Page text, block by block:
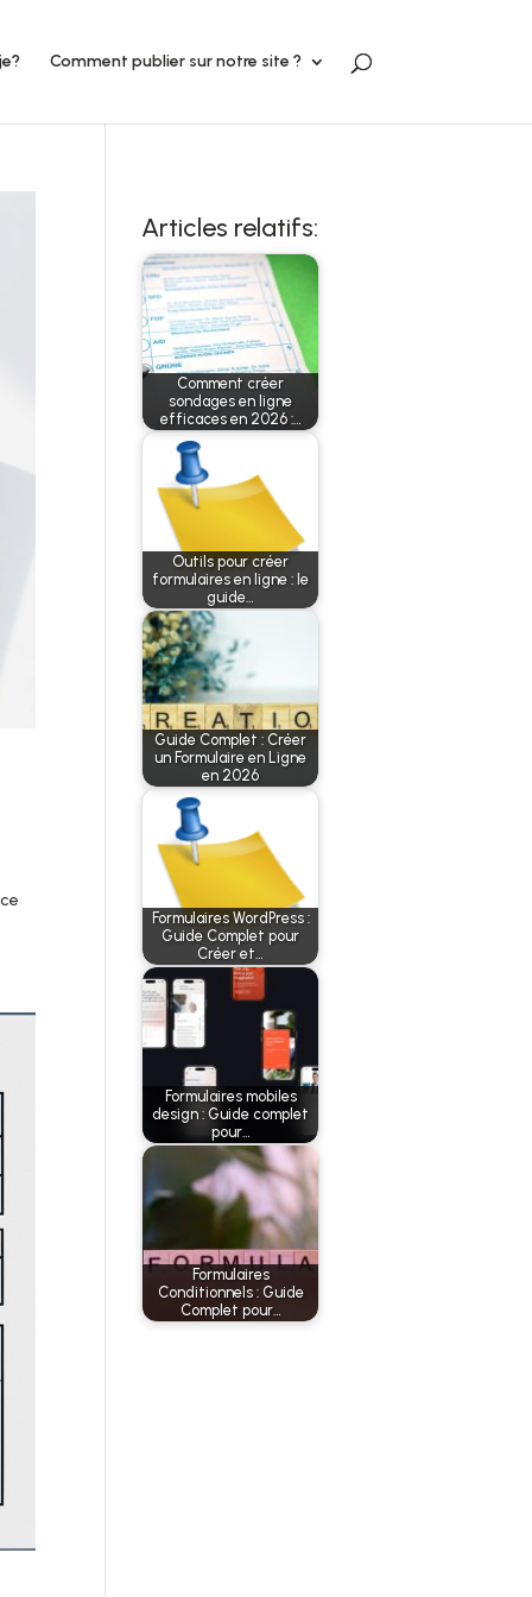
Comment publier sur notre site ?
Articles relatifs:
Comment créer
sondages en ligne
efficaces en 2026 :…
Outils pour créer
formulaires en ligne : le
guide…
Guide Complet : Créer
un Formulaire en Ligne
en 2026
Formulaires WordPress :
Guide Complet pour
Créer et…
Formulaires mobiles
design : Guide complet
pour…
Formulaires
Conditionnels : Guide
Complet pour…